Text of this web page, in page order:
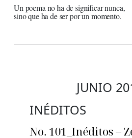
Un poema no ha de significar nunca,
sino que ha de ser por un momento.
JUNIO
INÉDITOS
No. 101_Inéditos –